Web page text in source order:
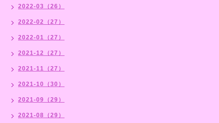
2022-03（26）
2022-02（27）
2022-01（27）
2021-12（27）
2021-11（27）
2021-10（30）
2021-09（29）
2021-08（29）